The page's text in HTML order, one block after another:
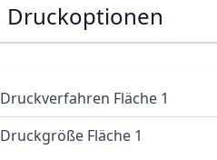
Druckoptionen
Druckverfahren Fläche 1
Druckgröße Fläche 1